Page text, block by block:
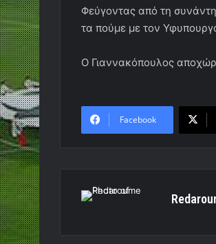
Φεύγοντας από τη
τα πούμε με τον
Ο Γιαννακόπουλος
Facebook